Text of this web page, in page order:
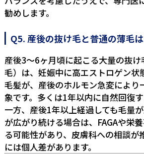
勧めします。
Q5. 産後の抜け毛と普通の薄毛
産後3〜6ヶ月頃に起こる大量の抜
毛）は、妊娠中に高エストロゲン状
毛髪が、産後のホルモン急変により
象です。多くは1年以内に自然回復す
一方、産後1年以上経過しても毛量
が広がり続ける場合は、FAGAや栄
る可能性があり、皮膚科への相談が
には個人差があります。